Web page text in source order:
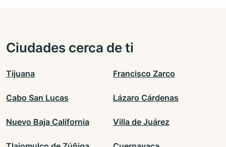
Ciudades cerca de ti
Tijuana Francisco Zarco
Cabo San Lucas Lázaro Cárdenas
Nuevo Baja California Villa de Juárez